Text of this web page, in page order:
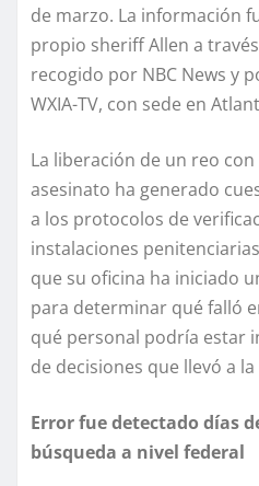
de marzo. La información
propio sheriff Allen a
recogido por NBC News y
WXIA-TV, con sede en
La liberación de un reo
asesinato ha generado
a los protocolos de
instalaciones
que su oficina ha iniciado
para determinar qué falló
qué personal podría estar
de decisiones que llevó a
Error fue detectado días
búsqueda a nivel federal